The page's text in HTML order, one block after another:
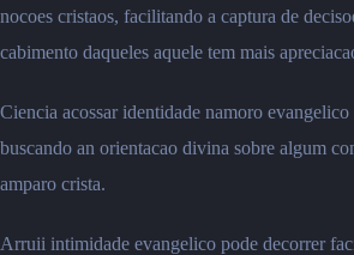
nocoes cristaos, facilitando a captura de
cabimento daqueles aquele tem mais
Ciencia acossar identidade namoro
buscando an orientacao divina sobre algum
amparo crista.
Arruii intimidade evangelico pode decorrer